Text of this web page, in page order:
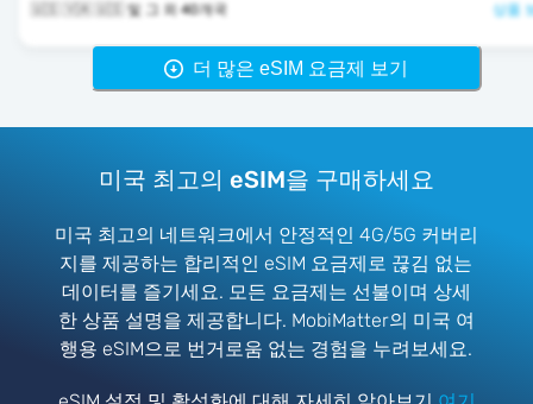
🇺🇸 🇻🇦 🇺🇸 및 그 외 40개국 상품
더 많은 eSIM 요금제 보기
미국 최고의 eSIM을 구매하세요
미국 최고의 네트워크에서 안정적인 4G/5G 커버리
지를 제공하는 합리적인 eSIM 요금제로 끊김 없는
데이터를 즐기세요. 모든 요금제는 선불이며 상세
한 상품 설명을 제공합니다. MobiMatter의 미국 여
행용 eSIM으로 번거로움 없는 경험을 누려보세요.